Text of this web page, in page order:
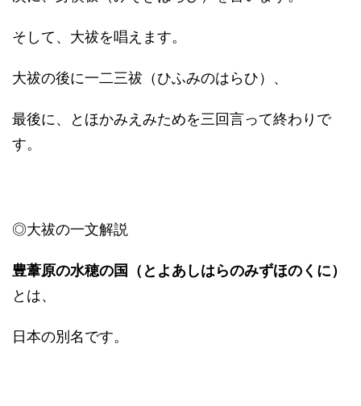
そして、大祓を唱えます。
大祓の後に一二三祓（ひふみのはらひ）、
最後に、とほかみえみためを三回言って終わりで
す。
◎大祓の一文解説
豊葦原の水穂の国（とよあしはらのみずほのくに）
とは、
日本の別名です。